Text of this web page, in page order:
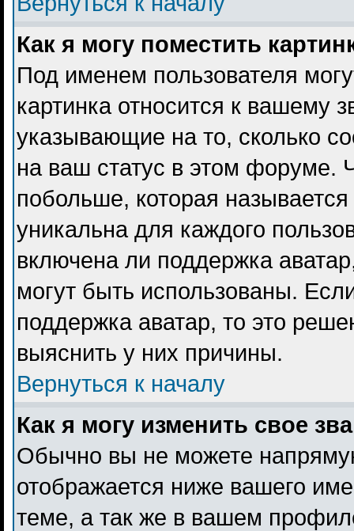
Как я могу поместить
Под именем пользователя
картинка относится к вашему
указывающие на то, сколько
на ваш статус в этом форуме.
побольше, которая
уникальна для каждого
включена ли поддержка
могут быть использованы.
поддержка аватар, то это
выяснить у них причины.
Вернуться к началу
Как я могу изменить свое
Обычно вы не можете
отображается ниже вашего
теме, а так же в вашем